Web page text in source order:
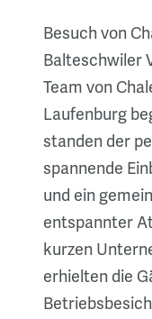
Besuch von
Balteschwiler
Team von
Laufenburg
standen der
spannende
und ein
entspannter
kurzen
erhielten die